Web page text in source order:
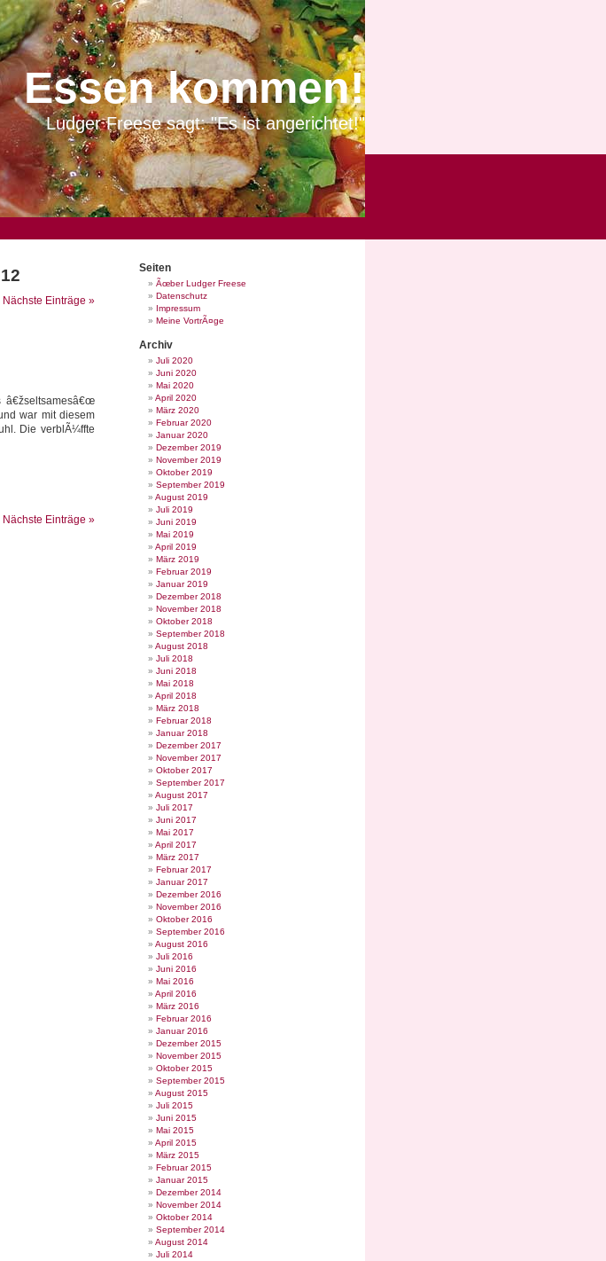
Essen kommen!
Ludger Freese sagt: "Es ist angerichtet!"
Nächste Einträge »
war mit diesem
Die verblÃ¼ffte
Nächste Einträge »
Seiten
Ãœber Ludger Freese
Datenschutz
Impressum
Meine VortrÃ¤ge
Archiv
Juli 2020
Juni 2020
Mai 2020
April 2020
März 2020
Februar 2020
Januar 2020
Dezember 2019
November 2019
Oktober 2019
September 2019
August 2019
Juli 2019
Juni 2019
Mai 2019
April 2019
März 2019
Februar 2019
Januar 2019
Dezember 2018
November 2018
Oktober 2018
September 2018
August 2018
Juli 2018
Juni 2018
Mai 2018
April 2018
März 2018
Februar 2018
Januar 2018
Dezember 2017
November 2017
Oktober 2017
September 2017
August 2017
Juli 2017
Juni 2017
Mai 2017
April 2017
März 2017
Februar 2017
Januar 2017
Dezember 2016
November 2016
Oktober 2016
September 2016
August 2016
Juli 2016
Juni 2016
Mai 2016
April 2016
März 2016
Februar 2016
Januar 2016
Dezember 2015
November 2015
Oktober 2015
September 2015
August 2015
Juli 2015
Juni 2015
Mai 2015
April 2015
März 2015
Februar 2015
Januar 2015
Dezember 2014
November 2014
Oktober 2014
September 2014
August 2014
Juli 2014